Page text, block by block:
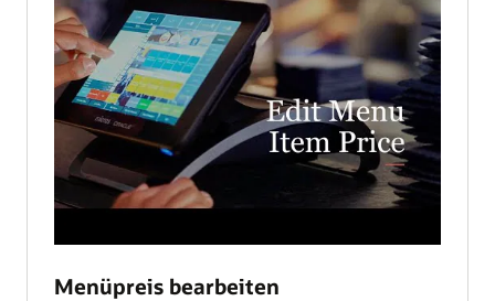
Menüpreis bearbeiten